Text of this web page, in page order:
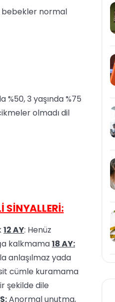
bebekler normal
%50, 3 yaşında %75
olmadı dil
SİNYALLERİ:
12 AY: Henüz
kalkmama18 AY:
anlaşılmaz yada
cümle kuramama
şekilde dile
Anormal unutma,